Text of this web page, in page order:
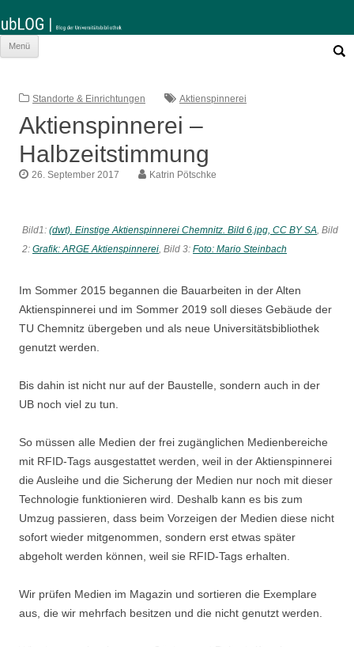
Menü
nach:
Standorte & Einrichtungen Aktienspinnerei
Aktienspinnerei –
Halbzeitstimmung
26. September 2017 Katrin Pötschke
Bild1: (dwt). Einstige Aktienspinnerei Chemnitz. Bild 6.jpg, CC BY SA, Bild
2: Grafik: ARGE Aktienspinnerei, Bild 3: Foto: Mario Steinbach
Im Sommer 2015 begannen die Bauarbeiten in der Alten
Aktienspinnerei und im Sommer 2019 soll dieses Gebäude der
TU Chemnitz übergeben und als neue Universitätsbibliothek
genutzt werden.
Bis dahin ist nicht nur auf der Baustelle, sondern auch in der
UB noch viel zu tun.
So müssen alle Medien der frei zugänglichen Medienbereiche
mit RFID-Tags ausgestattet werden, weil in der Aktienspinnerei
die Ausleihe und die Sicherung der Medien nur noch mit dieser
Technologie funktionieren wird. Deshalb kann es bis zum
Umzug passieren, dass beim Vorzeigen der Medien diese nicht
sofort wieder mitgenommen, sondern erst etwas später
abgeholt werden können, weil sie RFID-Tags erhalten.
Wir prüfen Medien im Magazin und sortieren die Exemplare
aus, die wir mehrfach besitzen und die nicht genutzt werden.